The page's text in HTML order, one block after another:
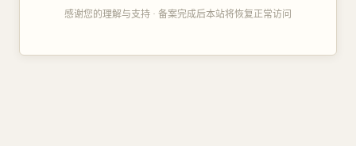
感谢您的理解与支持 · 备案完成后本站将恢复正常访问